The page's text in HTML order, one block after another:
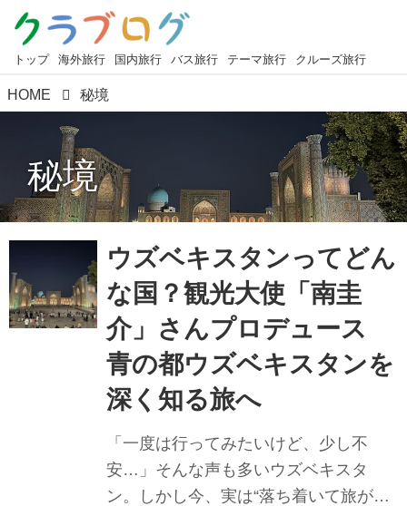
トップ 海外旅行 国内旅行 バス旅行 テーマ旅行 クルーズ旅行
HOME 秘境
秘境
ウズベキスタンってどん
な国？観光大使「南圭
介」さんプロデュース
青の都ウズベキスタンを
深く知る旅へ
「一度は行ってみたいけど、少し不
安…」そんな声も多いウズベキスタ
ン。しかし今、実は“落ち着いて旅がで